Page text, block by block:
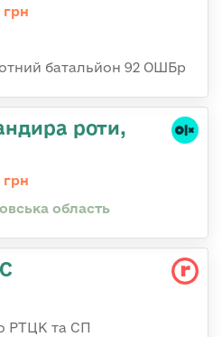
грн
батальйон 92 ОШБр
роти,
грн
область
РТЦК та СП